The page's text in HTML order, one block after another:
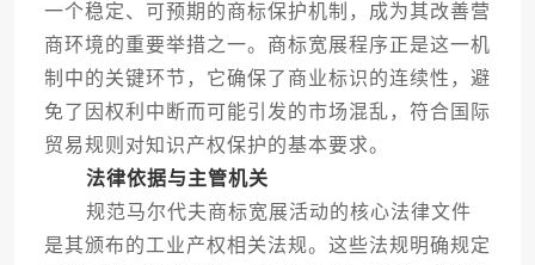
一个稳定、可预期的商标保护机制，成为其改善营
商环境的重要举措之一。商标宽展程序正是这一机
制中的关键环节，它确保了商业标识的连续性，避
免了因权利中断而可能引发的市场混乱，符合国际
贸易规则对知识产权保护的基本要求。
法律依据与主管机关
规范马尔代夫商标宽展活动的核心法律文件
是其颁布的工业产权相关法规。这些法规明确规定